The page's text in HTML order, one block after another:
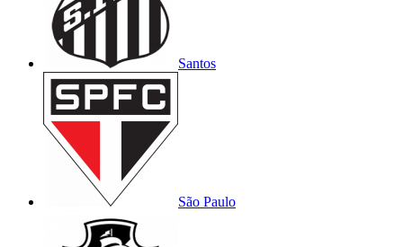
Santos
São Paulo